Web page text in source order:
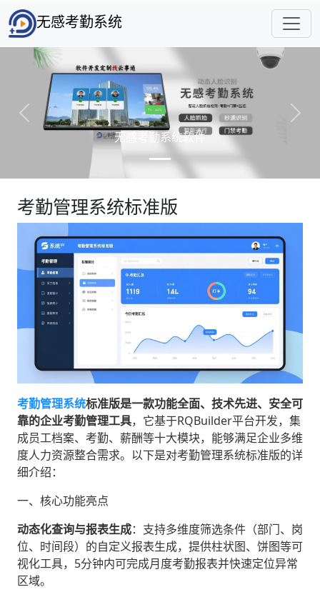
无感考勤系统
无感考勤系统软件
Previous Next
考勤管理系统标准版
考勤管理系统标准版是一款功能全面、技术先进、安全可
靠的企业考勤管理工具‌，它基于RQBuilder平台开发，集
成员工档案、考勤、薪酬等十大模块，能够满足企业多维
度人力资源整合需求。以下是对考勤管理系统标准版的详
细介绍：
一、核心功能亮点
动态化查询与报表生成‌：支持多维度筛选条件（部门、岗
位、时间段）的自定义报表生成，提供柱状图、饼图等可
视化工具，5分钟内可完成月度考勤报表并快速定位异常
区域。